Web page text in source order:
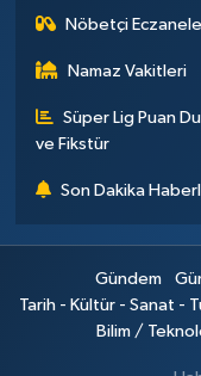
Nöbetçi
Namaz Vakitleri
Süper Lig Puan
ve Fikstür
Son Dakika
Gündem
Tarih - Kültür - Sanat -
Bilim /